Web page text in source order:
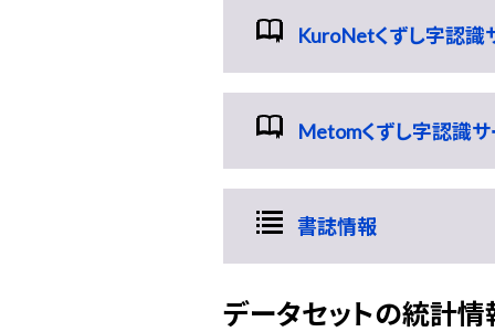
KuroNetくずし字認識
Metomくずし字認識サ
書誌情報
データセットの統計情